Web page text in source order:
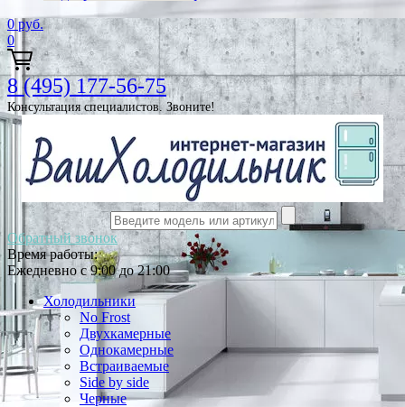
0 руб.
0
8 (495) 177-56-75
Консультация специалистов. Звоните!
Обратный звонок
Время работы:
Ежедневно с 9:00 до 21:00
Холодильники
No Frost
Двухкамерные
Однокамерные
Встраиваемые
Side by side
Черные